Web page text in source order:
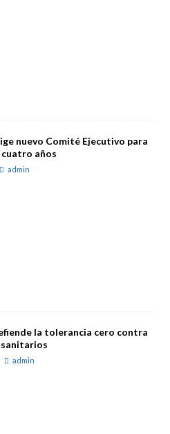
nuevo Comité Ejecutivo para
años
admin
la tolerancia cero contra
sanitarios
admin